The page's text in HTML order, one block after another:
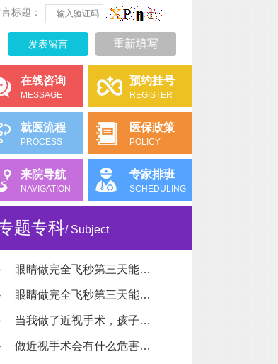
标题：
重新填写
在线咨询
MESSAGE
预约挂号
REGISTER
就医流程
PROCESS
医保政策
POLICY
来院导航
NAVIGATION
专家排班
SCHEDULING
题专科/ Subject
眼睛做完全飞秒第三天能…
眼睛做完全飞秒第三天能…
当我做了近视手术，孩子…
做近视手术会有什么危害…